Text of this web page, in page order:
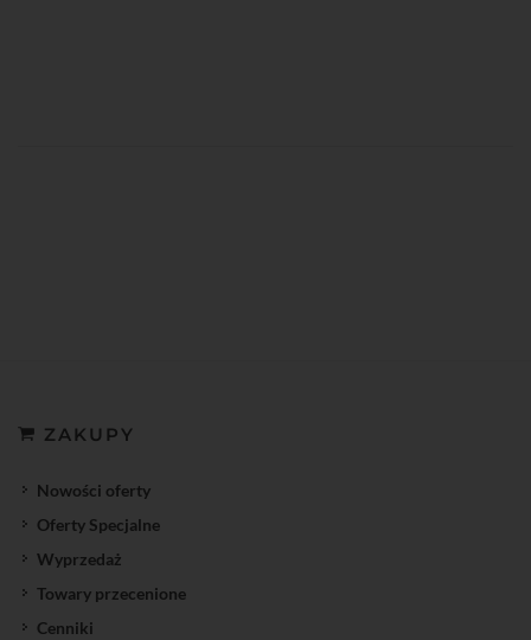
ZAKUPY
Nowości oferty
Oferty Specjalne
Wyprzedaż
Towary przecenione
Cenniki